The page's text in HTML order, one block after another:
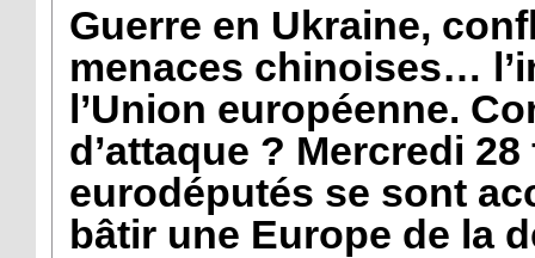
Guerre en Ukraine,
menaces chinoises…
l’Union européenne.
d’attaque ? Mercredi
eurodéputés se sont
bâtir une Europe de la